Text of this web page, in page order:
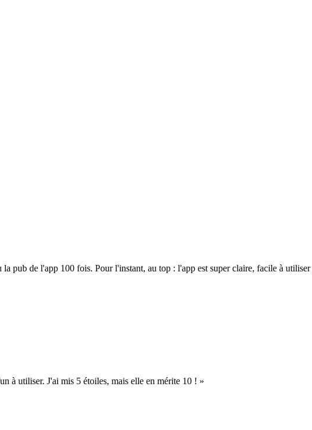
pub de l'app 100 fois. Pour l'instant, au top : l'app est super claire, facile à
à utiliser. J'ai mis 5 étoiles, mais elle en mérite 10 ! »